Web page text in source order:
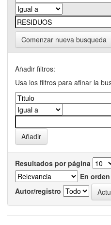
Comenzar nueva busqueda
Añadir filtros:
Usa los filtros para afinar la
Resultados por página
En orden
Autor/registro